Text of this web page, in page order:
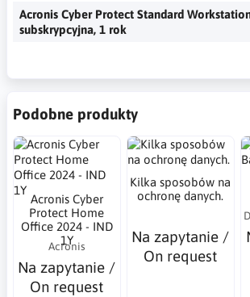
Acronis Cyber Protect Standard
subskrypcyjna, 1 rok
Podobne produkty
Acronis Cyber
Protect Home
Office 2024 - IND
1Y
Acronis
Na zapytanie /
On request
Kilka sposobów na
ochronę danych.
Na zapytanie /
On request